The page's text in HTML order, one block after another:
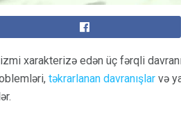
xarakterizə edən üç fərqli
təkrarlanan davranışlar və